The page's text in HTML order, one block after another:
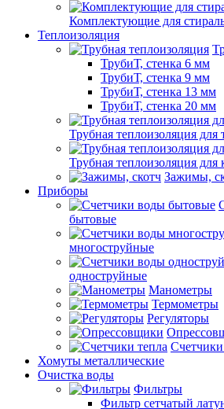
Комплектующие для
Теплоизоляция
ТрубиТ, стенка 6 мм
ТрубиТ, стенка 9 мм
ТрубиТ, стенка 13 мм
ТрубиТ, стенка 20 мм
Трубная теплоизоляция для
Трубная теплоизоляция для
Зажимы,
Приборы
бытовые
многоструйные
одноструйные
Манометры
Термометры
Регуляторы
Счетчики
Хомуты металлические
Очистка воды
Фильтры
Фильтр сетчатый